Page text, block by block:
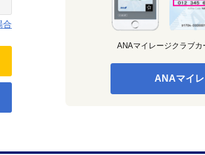
合
ANAマイレージクラブカ
ANAマイ